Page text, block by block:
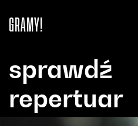
GRAMY!
sprawdź
repertuar